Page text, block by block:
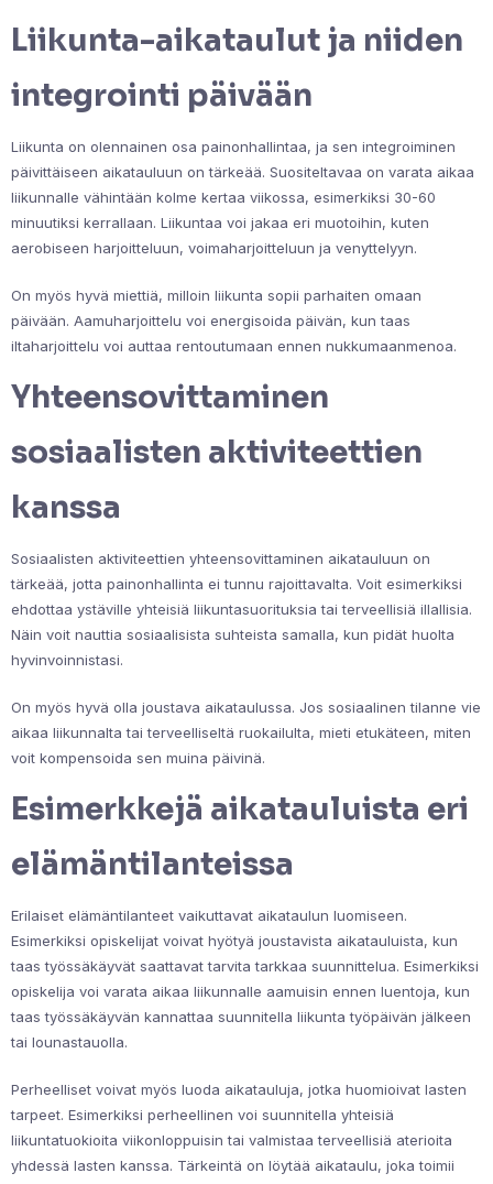
Liikunta-aikataulut ja niiden
integrointi päivään
Liikunta on olennainen osa painonhallintaa, ja sen integroiminen
päivittäiseen aikatauluun on tärkeää. Suositeltavaa on varata aikaa
liikunnalle vähintään kolme kertaa viikossa, esimerkiksi 30-60
minuutiksi kerrallaan. Liikuntaa voi jakaa eri muotoihin, kuten
aerobiseen harjoitteluun, voimaharjoitteluun ja venyttelyyn.
On myös hyvä miettiä, milloin liikunta sopii parhaiten omaan
päivään. Aamuharjoittelu voi energisoida päivän, kun taas
iltaharjoittelu voi auttaa rentoutumaan ennen nukkumaanmenoa.
Yhteensovittaminen
sosiaalisten aktiviteettien
kanssa
Sosiaalisten aktiviteettien yhteensovittaminen aikatauluun on
tärkeää, jotta painonhallinta ei tunnu rajoittavalta. Voit esimerkiksi
ehdottaa ystäville yhteisiä liikuntasuorituksia tai terveellisiä illallisia.
Näin voit nauttia sosiaalisista suhteista samalla, kun pidät huolta
hyvinvoinnistasi.
On myös hyvä olla joustava aikataulussa. Jos sosiaalinen tilanne vie
aikaa liikunnalta tai terveelliseltä ruokailulta, mieti etukäteen, miten
voit kompensoida sen muina päivinä.
Esimerkkejä aikatauluista eri
elämäntilanteissa
Erilaiset elämäntilanteet vaikuttavat aikataulun luomiseen.
Esimerkiksi opiskelijat voivat hyötyä joustavista aikatauluista, kun
taas työssäkäyvät saattavat tarvita tarkkaa suunnittelua. Esimerkiksi
opiskelija voi varata aikaa liikunnalle aamuisin ennen luentoja, kun
taas työssäkäyvän kannattaa suunnitella liikunta työpäivän jälkeen
tai lounastauolla.
Perheelliset voivat myös luoda aikatauluja, jotka huomioivat lasten
tarpeet. Esimerkiksi perheellinen voi suunnitella yhteisiä
liikuntatuokioita viikonloppuisin tai valmistaa terveellisiä aterioita
yhdessä lasten kanssa. Tärkeintä on löytää aikataulu, joka toimii